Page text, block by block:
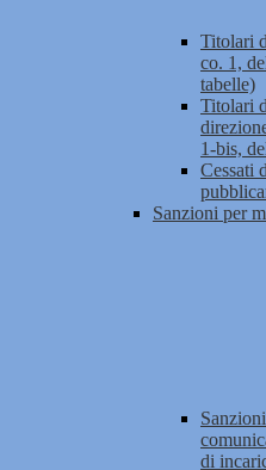
Titolari
co. 1,
tabelle)
Titolari
1-bis,
Cessati
Sanzioni per
di